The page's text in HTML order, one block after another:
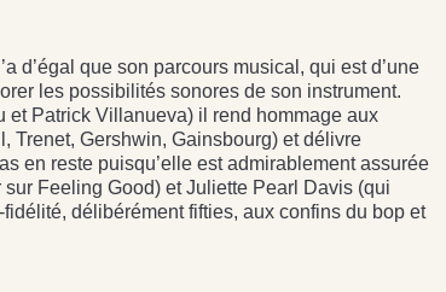
d’égal que son parcours musical, qui est d’une
les possibilités sonores de son instrument.
Patrick Villanueva) il rend hommage aux
Trenet, Gershwin, Gainsbourg) et délivre
en reste puisqu’elle est admirablement assurée
Feeling Good) et Juliette Pearl Davis (qui
délibérément fifties, aux confins du bop et